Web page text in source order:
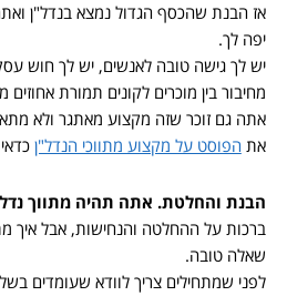
אז הבנת שהכסף הגדול נמצא בנדל"ן
יפה לך.
יש לך גישה טובה לאנשים, יש לך חוש
מחיבור בין מוכרים לקונים תמורת
אתה גם זוכר שזה מקצוע מאתגר ולא
את הפוסט על מקצוע מתווכי הנדל"ן
הבנת והחלטת. אתה תהיה מתווך
ברכות על ההחלטה והנחישות, אבל איך
שאלה טובה.
לפני שמתחילים צריך לוודא שעומדים